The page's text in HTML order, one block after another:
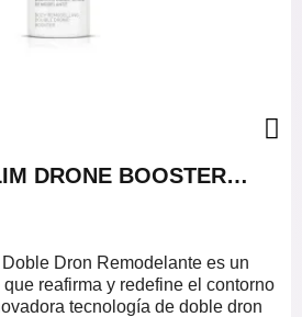
DRONE BOOSTER
Dron Remodelante es un
reafirma y redefine el contorno
tecnología de doble dron